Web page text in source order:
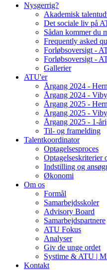
Nysgerrig?
Akademisk
Det sociale liv på
Sådan kommer du
Frequently asked
Forløbsoversigt -
Forløbsoversigt -
Gallerier
ATU'er
Årgang 2024 -
Årgang 2024 - Viby
Årgang 2025 -
Årgang 2025 - Viby
Årgang 2025 - 1-
Til- og framelding
Talentkoordinator
Optagelsesproces
Optagelseskriterier
Indstilling og
Økonomi
Om os
Formål
Samarbejdsskoler
Advisory Board
Samarbejdspartnere
ATU Fokus
Analyser
Giv de unge ordet
Systime & ATU |
Kontakt